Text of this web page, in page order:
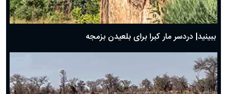
ببینید| دردسر مار کبرا برای بلعیدن بزمجه